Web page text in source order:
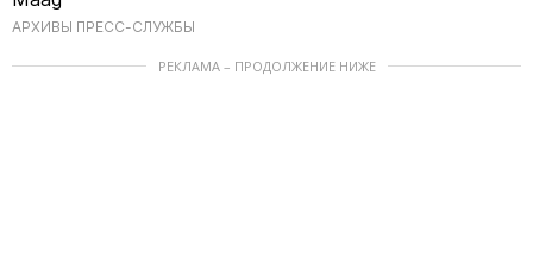
АРХИВЫ ПРЕСС-СЛУЖБЫ
РЕКЛАМА – ПРОДОЛЖЕНИЕ НИЖЕ